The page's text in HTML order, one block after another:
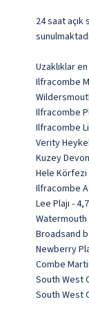
24 saat
Uzaklıklar
Ilfracombe
Ilfracombe
Ilfracombe
Verity
Kuzey Devon
Hele Körfezi
Ilfracombe
Lee Plajı -
Watermouth
Broadsand
Newberry
Combe
South West
South West